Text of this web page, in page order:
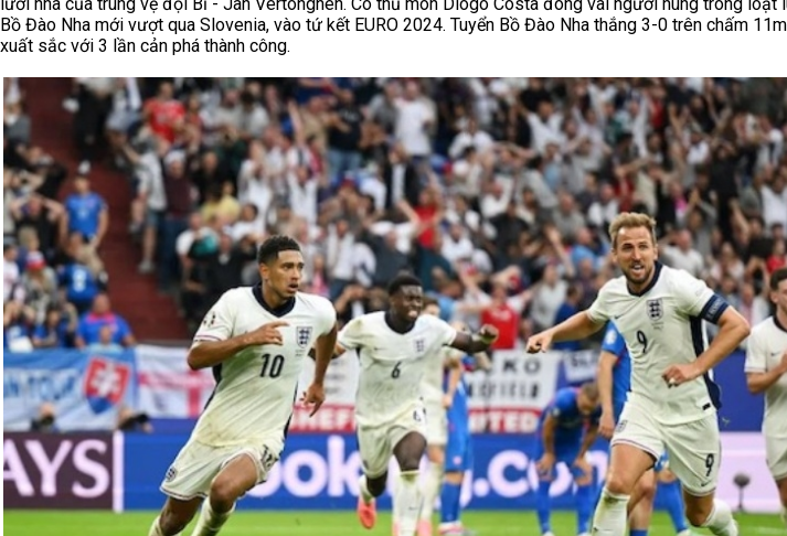
Bồ Đào Nha mới vượt qua Slovenia, vào tứ kết EURO 2024. Tuyển Bồ Đào Nha thắng 3-0 trên chấm
xuất sắc với 3 lần cản phá thành công.